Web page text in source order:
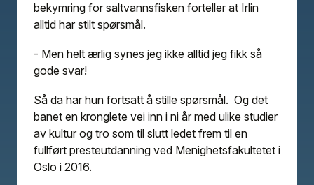
bekymring for saltvannsfisken forteller at Irlin
alltid har stilt spørsmål.
- Men helt ærlig synes jeg ikke alltid jeg fikk så
gode svar!
Så da har hun fortsatt å stille spørsmål. Og det
banet en kronglete vei inn i ni år med ulike studier
av kultur og tro som til slutt ledet frem til en
fullført presteutdanning ved Menighetsfakultetet i
Oslo i 2016.